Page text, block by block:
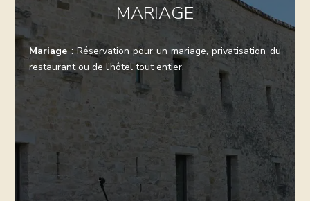
MARIAGE
Mariage : Réservation pour un mariage, privatisation du
restaurant ou de l’hôtel tout entier.